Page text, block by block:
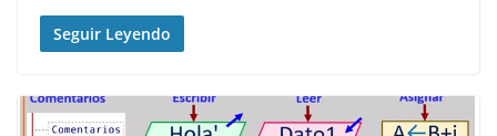
Seguir Leyendo